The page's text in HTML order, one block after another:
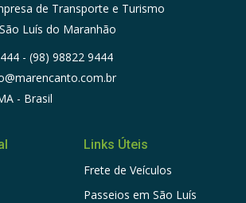
de Transporte e Turismo
Luís do Maranhão
- (98) 98822 9444
- Brasil
Links Úteis
Frete de Veículos
Passeios em São Luís